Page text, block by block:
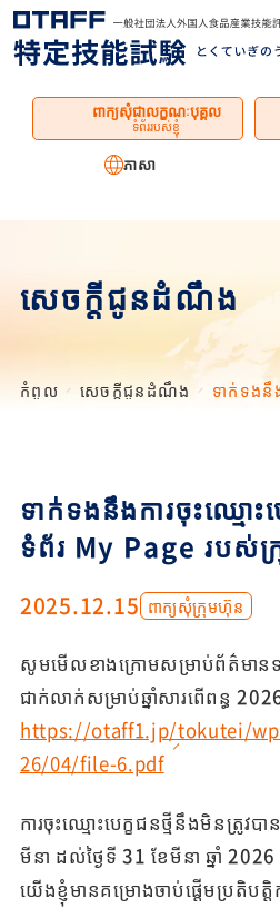
ពាក្យសុំជាលក្ខណៈបុគ្គល
ទំព័ររបស់ខ្ញុំ
ភាសា
សេចក្តីជូនដំណឹង
កំពូល សេចក្តីជូនដំណឹង ទាក់ទងនឹ
ទាក់ទងនឹងការចុះឈ្មោះប
ទំព័រ My Page របស់
2025.12.15 ពាក្យសុំក្រុមហ៊ុន
សូមមើលខាងក្រោមសម្រាប់ព័ត៌មាន
ជាក់លាក់សម្រាប់ឆ្នាំសារពើពន្ធ
https://otaff1.jp/tokutei/
26/04/file-6.pdf
ការចុះឈ្មោះបេក្ខជនថ្មីនឹងមិនត្រូវ
មីនា ដល់ថ្ងៃទី 31 ខែមីនា ឆ្នាំ 2026
យើងខ្ញុំមានគម្រោងចាប់ផ្តើមប្រតិបត្